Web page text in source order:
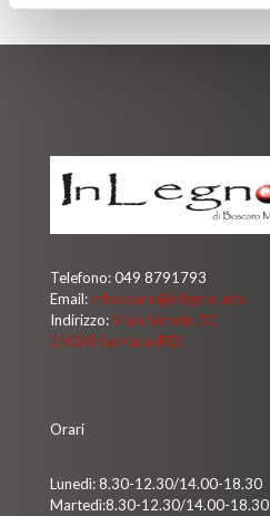
Telefono:049 8791793
Email: mboscaro@inlegno.info
Indirizzo:Viale Veneto 30
35020 Saonara (PD)
Orari
Lunedì: 8.30-12.30/14.00-18.30
Martedì:8.30-12.30/14.00-18.30